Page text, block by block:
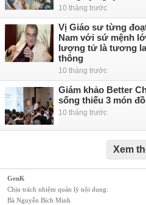
10 tháng trước
Vị Giáo sư từng
Nam với sứ mệnh
lượng tử là tương
thông
10 tháng trước
Giám khảo Better
sống thiếu 3 món
10 tháng trước
Xem
GenK
Chịu trách nhiệm quản lý nội dung:
Bà Nguyễn Bích Minh